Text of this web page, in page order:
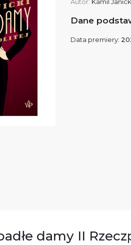
Dane
Data premiery:
damy II